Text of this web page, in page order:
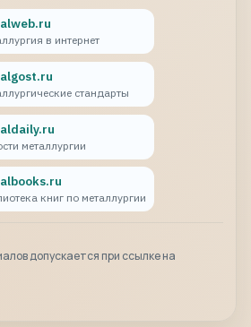
в интернет
стандарты
металлургии
книг по металлургии
допускается при ссылке на